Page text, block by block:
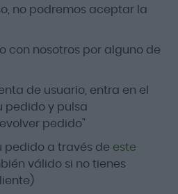
no podremos aceptar la
con nosotros por alguno de
de usuario, entra en el
pedido y pulsa
pedido"
pedido a través de este
válido si no tienes